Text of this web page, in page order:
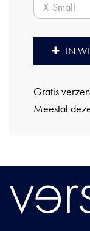
IN
Gratis
Meestal